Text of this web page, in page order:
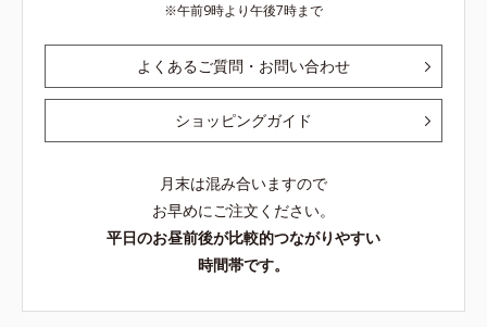
午前9時より午後7時まで
よくあるご質問・お問い合わせ
ショッピングガイド
月末は混み合いますので
お早めにご注文ください。
平日のお昼前後が比較的つながりやすい
時間帯です。